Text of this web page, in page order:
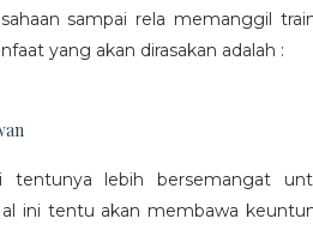
sampai rela memanggil
yang akan dirasakan adalah :
tentunya lebih bersemangat
ini tentu akan membawa